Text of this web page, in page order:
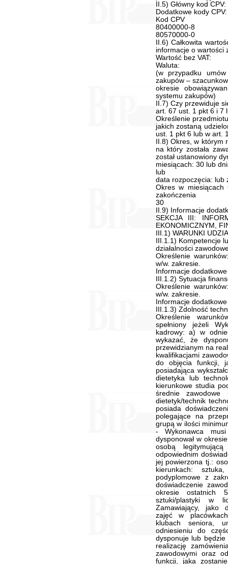
II.5) Główny kod
Dodatkowe kody CPV:
Kod CPV
80400000-8
80570000-0
II.6) Całkowita
informacje o wartości
Wartość bez VAT:
Waluta:
(w przypadku
zakupów –
okresie
systemu zakupów)
II.7) Czy przewiduje
art. 67 ust. 1 pkt 6 i 7
Określenie
jakich zostaną
ust. 1 pkt 6 lub w art.
II.8) Okres, w
na który została
został ustanowiony
miesiącach: 30 lub
lub
data rozpoczęcia: lub
Okres w
zakończenia
30
II.9) Informacje
SEKCJA III:
EKONOMICZNYM,
III.1) WARUNKI
III.1.1) Kompetencje
działalności
Określenie
w/w. zakresie.
Informacje dodatkowe
III.1.2) Sytuacja
Określenie
w/w. zakresie.
Informacje dodatkowe
III.1.3) Zdolność
Określenie
spełniony jeżeli
kadrowy: a) w
wykazać, że
przewidzianym na
kwalifikacjami
do objęcia funkcji,
posiadająca
dietetyka lub
kierunkowe studia
średnie
dietetyk/technik
posiada
polegające na
grupą w ilości
- Wykonawca
dysponował w
osobą
odpowiednim
jej powierzona tj.:
kierunkach:
podyplomowe z
doświadczenie
okresie ostatnich
sztuki/plastyki w
Zamawiający, jako
zajęć w
klubach seniora,
odniesieniu do
dysponuje lub będzie
realizację
zawodowymi oraz
funkcji, jaka